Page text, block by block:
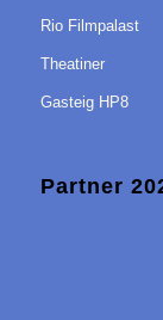
Rio Filmpalast
Theatiner
Gasteig HP8
Partner